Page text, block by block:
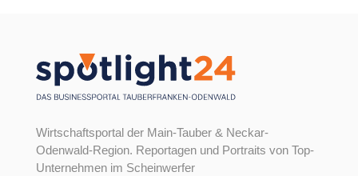
Wirtschaftsportal der Main-Tauber & Neckar-
Odenwald-Region. Reportagen und Portraits von Top-
Unternehmen im Scheinwerfer